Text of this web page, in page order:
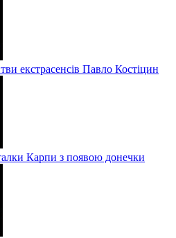
екстрасенсів Павло Костіцин
Карпи з появою донечки